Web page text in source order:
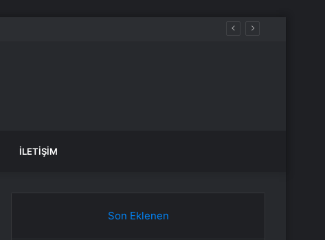
İLETIŞIM
Son Eklenen